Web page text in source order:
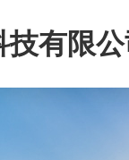
技有限